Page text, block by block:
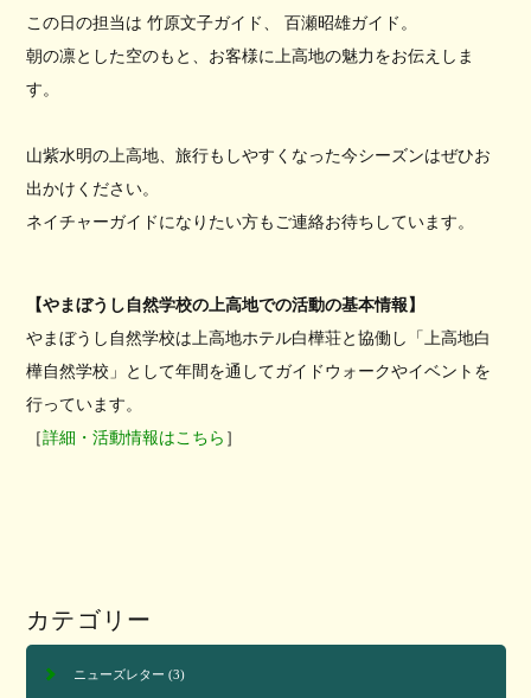
この日の担当は 竹原文子ガイド、 百瀬昭雄ガイド。
朝の凛とした空のもと、お客様に上高地の魅力をお伝えしま
す。
山紫水明の上高地、旅行もしやすくなった今シーズンはぜひお
出かけください。
ネイチャーガイドになりたい方もご連絡お待ちしています。
【やまぼうし自然学校の上高地での活動の基本情報】
やまぼうし自然学校は上高地ホテル白樺荘と協働し「上高地白
樺自然学校」として年間を通してガイドウォークやイベントを
行っています。
［詳細・活動情報はこちら ］
カテゴリー
ニューズレター (3)